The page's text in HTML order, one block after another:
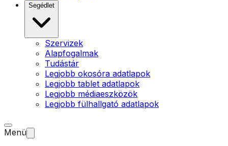
Segédlet
Szervizek
Alapfogalmak
Tudástár
Legjobb okosóra adatlapok
Legjobb tablet adatlapok
Legjobb médiaeszközök
Legjobb fülhallgató adatlapok
Menü